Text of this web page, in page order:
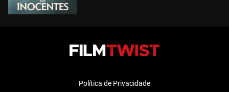
Política de Privacidade